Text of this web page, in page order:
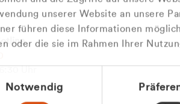
unserer Website an unsere
führen diese Informationen
oder die sie im Rahmen Ihrer
Notwendig
Uhr